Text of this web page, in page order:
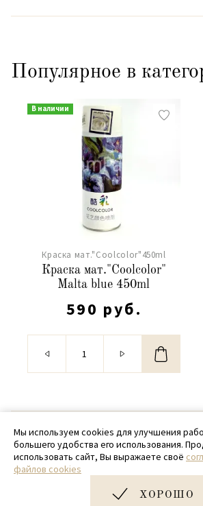
Популярное в
В наличии
Краска мат."Coolcolor"450ml
Краска мат."Coolcolor"
Malta blue 450ml
590 руб.
© 2020 - 2026 SamPack
+ 7 (918) 699-97-
zakaz@sampack.store
Дизайн и разработка сайта
Мы используем cookies для улучшения
большего удобства его использования.
использовать сайт, Вы выражаете своё
файлов cookies
ХОРОШО